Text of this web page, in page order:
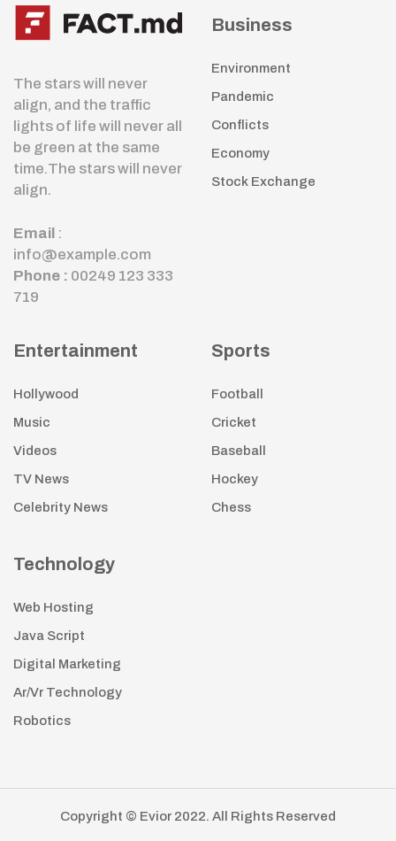
The stars will never
align, and the traffic
lights of life will never all
be green at the same
time.The stars will never
align.
Email :
info@example.com
Phone : 00249 123 333
719
Business
Environment
Pandemic
Conflicts
Economy
Stock Exchange
Entertainment
Hollywood
Music
Videos
TV News
Celebrity News
Sports
Football
Cricket
Baseball
Hockey
Chess
Technology
Web Hosting
Java Script
Digital Marketing
Ar/Vr Technology
Robotics
Copyright © Evior 2022. All Rights Reserved